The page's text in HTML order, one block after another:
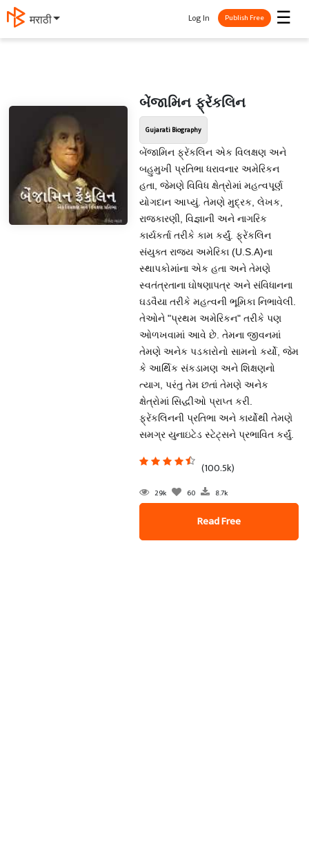
मराठी ☰
Log In Publish Free
બેંજામિન ફ્રેંકલિન
Gujarati Biography
બેંજામિન ફ્રેંકલિન એક વિલક્ષણ અને
બહુમુખી પ્રતિભા ધરાવનાર અમેરિકન
હતા, જેમણે વિવિધ ક્ષેત્રોમાં મહત્વપૂર્ણ
યોગદાન આપ્યું. તેમણે મુદ્રક, લેખક,
રાજકારણી, વિજ્ઞાની અને નાગરિક
કાર્યકર્તા તરીકે કામ કર્યું. ફ્રેંકલિન
સંયુક્ત રાજ્ય અમેરિકા (U.S.A)ના
સ્થાપકોમાંના એક હતા અને તેમણે
સ્વતંત્રતાના ઘોષણાપત્ર અને સંવિધાનના
ઘડવૈયા તરીકે મહત્વની ભૂમિકા નિભાવેલી.
તેઓને "પ્રથમ અમેરિકન" તરીકે પણ
ઓળખવામાં આવે છે. તેમના જીવનમાં
તેમણે અનેક પડકારોનો સામનો કર્યો, જેમ
કે આર્થિક સંકડામણ અને શિક્ષણનો
ત્યાગ, પરંતુ તેમ છતાં તેમણે અનેક
ક્ષેત્રોમાં સિદ્ધીઓ પ્રાપ્ત કરી.
ફ્રેંકલિનની પ્રતિભા અને કાર્યોથી તેમણે
સમગ્ર યુનાઇટેડ સ્ટેટ્સને પ્રભાવિત કર્યું.
(100.5k)
29k 60 8.7k
Read Free